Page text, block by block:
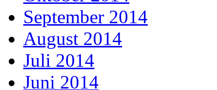
September 2014
August 2014
Juli 2014
Juni 2014